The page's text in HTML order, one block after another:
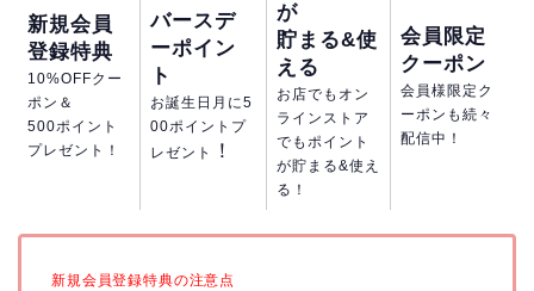
新規会員
登録特典
10%OFFクー
ポン＆
500ポイント
プレゼント！
バースデ
ーポイン
ト
お誕生日月に5
00ポイントプ
レゼント
！
が
貯まる&使
える
お店でもオン
ラインストア
でもポイント
が貯まる&使え
る！
会員限定
クーポン
会員様限定ク
ーポンも続々
配信中！
新規会員登録特典の注意点